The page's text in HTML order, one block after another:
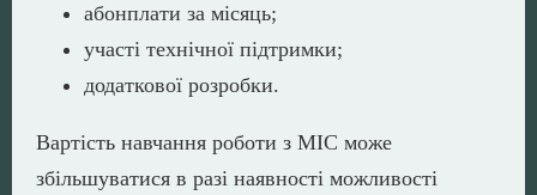
абонплати за місяць;
участі технічної підтримки;
додаткової розробки.
Вартість навчання роботи з МІС може
збільшуватися в разі наявності можливості